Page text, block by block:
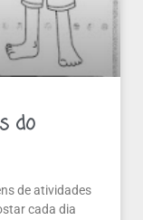
do
de atividades
cada dia